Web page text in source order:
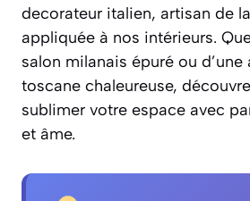
decorateur italien, artisan de
appliquée à nos intérieurs.
salon milanais épuré ou
toscane chaleureuse,
sublimer votre espace avec
et âme.